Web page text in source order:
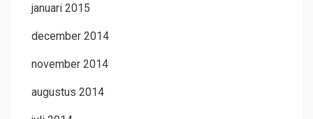
januari 2015
december 2014
november 2014
augustus 2014